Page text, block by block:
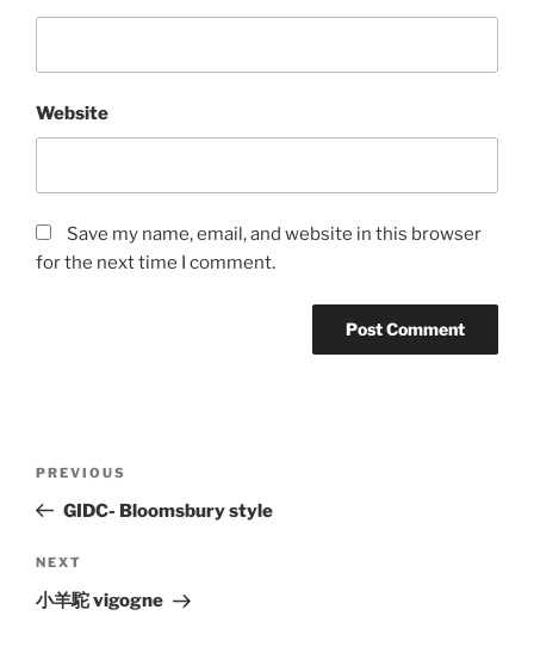
Website
Save my name, email, and website in this browser
for the next time I comment.
Previous
Post
PREVIOUS
GIDC- Bloomsbury style
Next
Post
NEXT
小羊駝 vigogne